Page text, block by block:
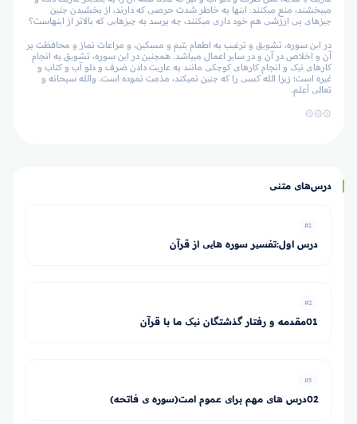
می­بخشند، منع می­کنند. اینها به خاطر شدت حرصی که دارند، از بخشیدن چنین
چیزهای بی ارزشی هم خود داری می­کنند، چه برسد به چیزهایی که بالاتر از اینهاست؟
در این سوره، تشویق و ترغیب به اطعام یتیم و مسکین، و مراعات نماز و محافظت بر
آن و اخلاص در آن و در سایر اعمال می­باشد. همچنین در این سوره، تشویق به انجام
کارهای نیک و انجام کارهای کوچکی مانند به عاریت دادن ضرف و دلو آب و کتاب و
غیره است؛ زیرا الله کسی را که چنین نمی­کند، مذمت نموده است. والله سبحانه و
تعالی أعلم.
۞۞۞
درس‌های متنی
#1
درس اول:تفسیر سوره هایی از قرآن
#2
01مقدمه و رفتار گذشتگان نیک ما با قرآن
#3
02درس های مهم برای عموم امت(سوره ی فاتحه)